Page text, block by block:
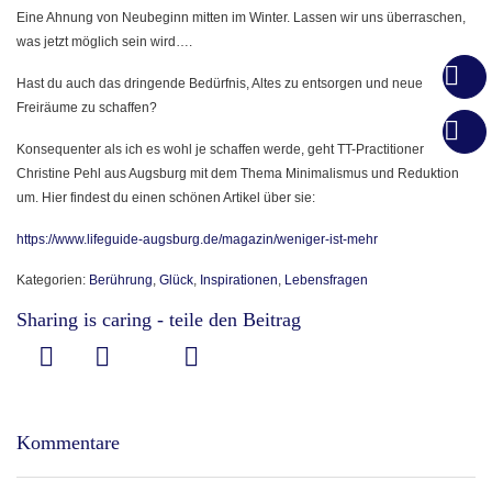
Eine Ahnung von Neubeginn mitten im Winter. Lassen wir uns überraschen,
was jetzt möglich sein wird….
Hast du auch das dringende Bedürfnis, Altes zu entsorgen und neue
Freiräume zu schaffen?
Konsequenter als ich es wohl je schaffen werde, geht TT-Practitioner
Christine Pehl aus Augsburg mit dem Thema Minimalismus und Reduktion
um. Hier findest du einen schönen Artikel über sie:
https://www.lifeguide-augsburg.de/magazin/weniger-ist-mehr
Kategorien: Berührung Glück Inspirationen Lebensfragen
Sharing is caring - teile den Beitrag
Kommentare